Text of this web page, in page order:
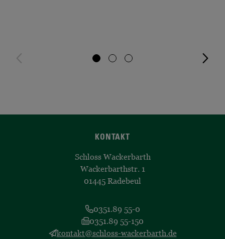
KONTAKT
Schloss Wackerbarth
Wackerbarthstr. 1
01445 Radebeul
0351.89 55-0
0351.89 55-150
kontakt@schloss-wackerbarth.de